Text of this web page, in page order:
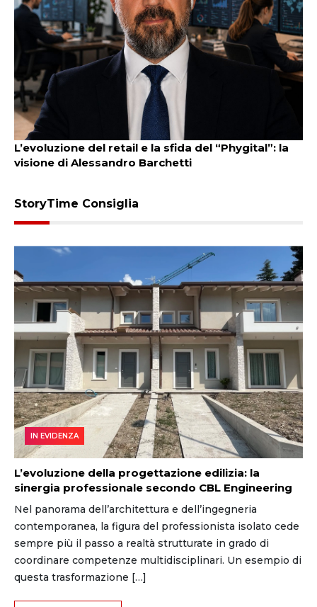
Ritrovare la calma e il controllo: il potere
dell’Ipnosi e del respiro con Martina Chierenghin
StoryTime Consiglia
IN EVIDENZA
L’evoluzione della progettazione edilizia: la
sinergia professionale secondo CBL Engineering
Nel panorama dell’architettura e dell’ingegneria
contemporanea, la figura del professionista isolato cede
sempre più il passo a realtà strutturate in grado di
coordinare competenze multidisciplinari. Un esempio di
questa trasformazione […]